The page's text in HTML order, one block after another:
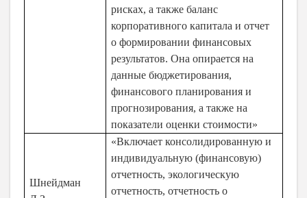
рисках, а также баланс
корпоративного капитала и отчет
о формировании финансовых
результатов. Она опирается на
данные бюджетирования,
финансового планирования и
прогнозирования, а также на
показатели оценки стоимости»
Шнейдман
«Включает консолидированную и
индивидуальную (финансовую)
отчетность, экологическую
отчетность, отчетность о